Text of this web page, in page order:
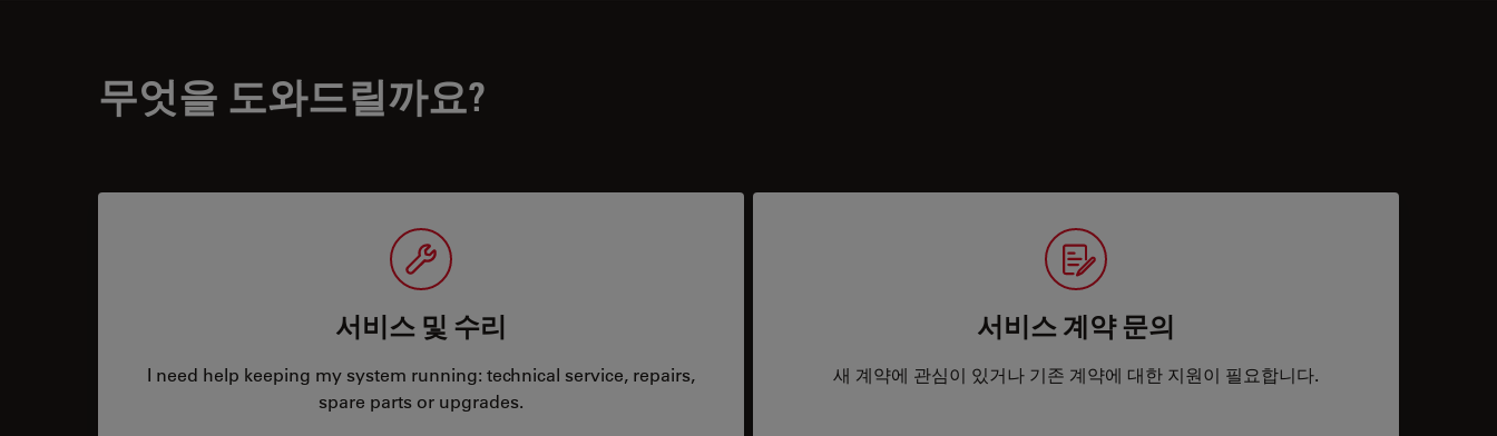
무엇을 도와드릴까요?
서비스 및 수리
I need help keeping my system running: technical service, repairs,
spare parts or upgrades.
서비스 계약 문의
새 계약에 관심이 있거나 기존 계약에 대한 지원이 필요합니다.